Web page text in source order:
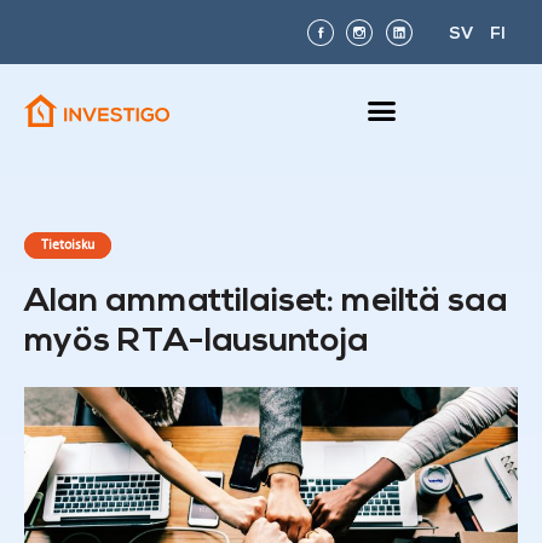
SV FI
Tietoisku
Alan ammattilaiset: meiltä saa
myös RTA-lausuntoja